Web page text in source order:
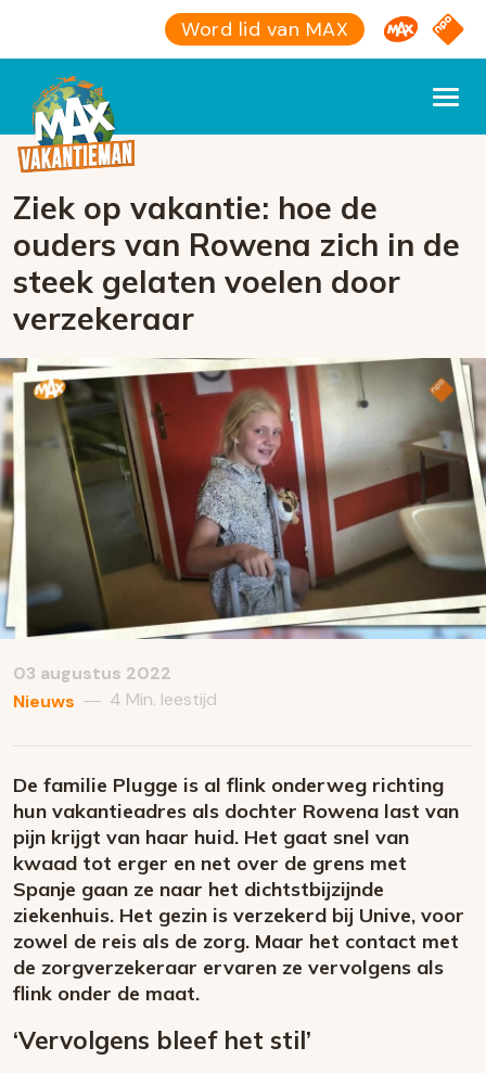
Word lid van MAX Omroep
NPO
Ziek op vakantie: hoe de
ouders van Rowena zich in de
steek gelaten voelen door
verzekeraar
03 augustus 2022
Nieuws — 4 Min. leestijd
De familie Plugge is al flink onderweg richting
hun vakantieadres als dochter Rowena last van
pijn krijgt van haar huid. Het gaat snel van
kwaad tot erger en net over de grens met
Spanje gaan ze naar het dichtstbijzijnde
ziekenhuis. Het gezin is verzekerd bij Unive, voor
zowel de reis als de zorg. Maar het contact met
de zorgverzekeraar ervaren ze vervolgens als
flink onder de maat.
‘Vervolgens bleef het stil’